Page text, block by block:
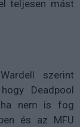
teljesen mást
szerint
Deadpool
nem is fog
és az MFU